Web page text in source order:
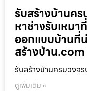
รับสร้างบ้านค
หาช่างรับเหมา
ออกแบบบ้านที่
สร้างบ้าน.com
รับสร้างบ้านครบวงจ
ดูเพิ่มเติม »